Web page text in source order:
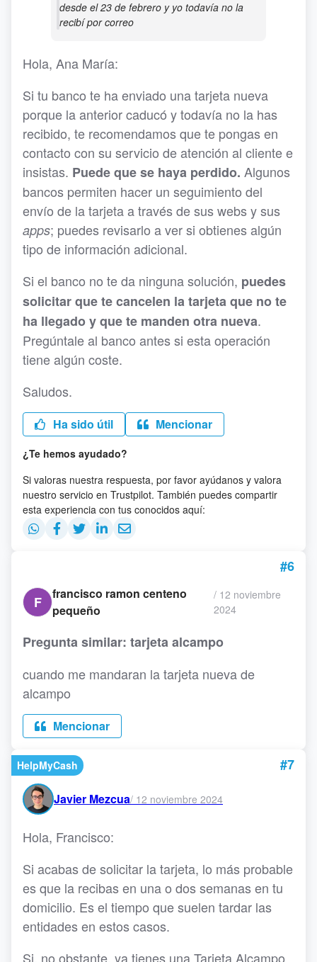
desde el 23 de febrero y yo todavía no la
recibí por correo
Hola, Ana María:
Si tu banco te ha enviado una tarjeta nueva
porque la anterior caducó y todavía no la has
recibido, te recomendamos que te pongas en
contacto con su servicio de atención al cliente e
insistas. Puede que se haya perdido. Algunos
bancos permiten hacer un seguimiento del
envío de la tarjeta a través de sus webs y sus
apps; puedes revisarlo a ver si obtienes algún
tipo de información adicional.
Si el banco no te da ninguna solución, puedes
solicitar que te cancelen la tarjeta que no te
ha llegado y que te manden otra nueva.
Pregúntale al banco antes si esta operación
tiene algún coste.
Saludos.
Ha sido útil Mencionar
¿Te hemos ayudado?
Si valoras nuestra respuesta, por favor ayúdanos y valora
nuestro servicio en Trustpilot. También puedes compartir
esta experiencia con tus conocidos aquí:
#6
F
francisco ramon centeno
pequeño
/ 12 noviembre
2024
Pregunta similar: tarjeta alcampo
cuando me mandaran la tarjeta nueva de
alcampo
Mencionar
HelpMyCash #7
Javier Mezcua/ 12 noviembre 2024
Hola, Francisco:
Si acabas de solicitar la tarjeta, lo más probable
es que la recibas en una o dos semanas en tu
domicilio. Es el tiempo que suelen tardar las
entidades en estos casos.
Si, no obstante, ya tienes una Tarjeta Alcampo